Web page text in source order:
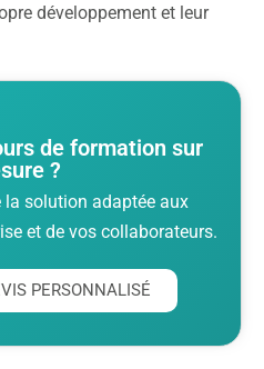
développement et leur
de formation sur
?
solution adaptée aux
et de vos collaborateurs.
PERSONNALISÉ